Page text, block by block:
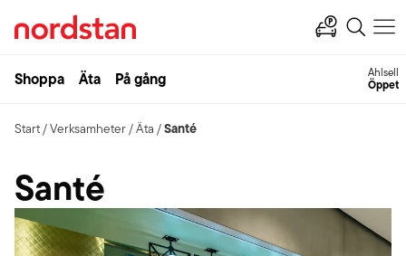
Shoppa Äta På gång Ahlsell
Öppet
Start/Verksamheter/Äta /Santé
Santé